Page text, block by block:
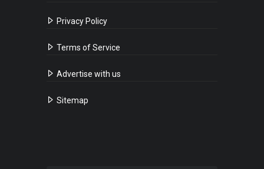
Privacy Policy
Terms of Service
Advertise with us
Sitemap